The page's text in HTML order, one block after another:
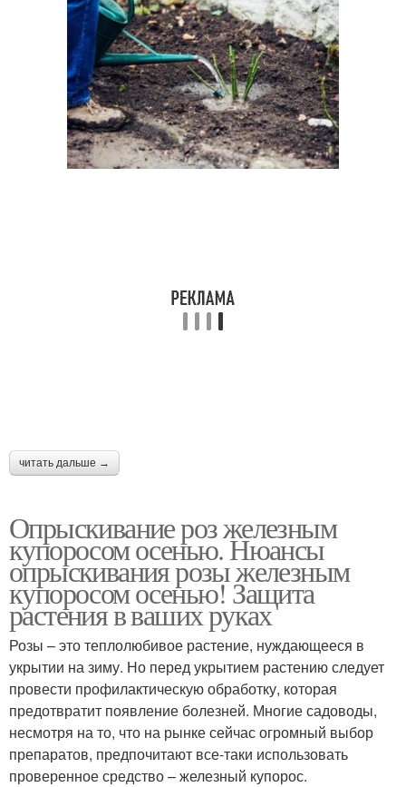
читать дальше →
Опрыскивание роз железным
купоросом осенью. Нюансы
опрыскивания розы железным
купоросом осенью! Защита
растения в ваших руках
Розы – это теплолюбивое растение, нуждающееся в
укрытии на зиму. Но перед укрытием растению следует
провести профилактическую обработку, которая
предотвратит появление болезней. Многие садоводы,
несмотря на то, что на рынке сейчас огромный выбор
препаратов, предпочитают все-таки использовать
проверенное средство – железный купорос.